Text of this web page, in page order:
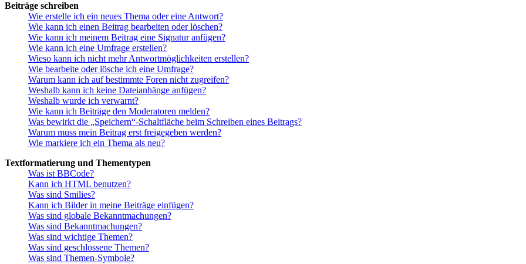
Beiträge schreiben
Wie erstelle ich ein neues Thema oder eine Antwort?
Wie kann ich einen Beitrag bearbeiten oder löschen?
Wie kann ich meinem Beitrag eine Signatur anfügen?
Wie kann ich eine Umfrage erstellen?
Wieso kann ich nicht mehr Antwortmöglichkeiten erstellen?
Wie bearbeite oder lösche ich eine Umfrage?
Warum kann ich auf bestimmte Foren nicht zugreifen?
Weshalb kann ich keine Dateianhänge anfügen?
Weshalb wurde ich verwarnt?
Wie kann ich Beiträge den Moderatoren melden?
Was bewirkt die „Speichern“-Schaltfläche beim Schreiben eines Beitrags?
Warum muss mein Beitrag erst freigegeben werden?
Wie markiere ich ein Thema als neu?
Textformatierung und Thementypen
Was ist BBCode?
Kann ich HTML benutzen?
Was sind Smilies?
Kann ich Bilder in meine Beiträge einfügen?
Was sind globale Bekanntmachungen?
Was sind Bekanntmachungen?
Was sind wichtige Themen?
Was sind geschlossene Themen?
Was sind Themen-Symbole?